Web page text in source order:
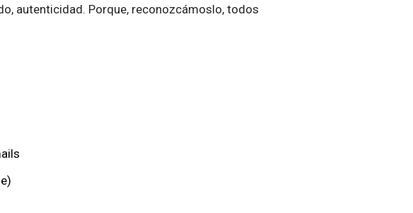
autenticidad. Porque, reconozcámoslo, todos